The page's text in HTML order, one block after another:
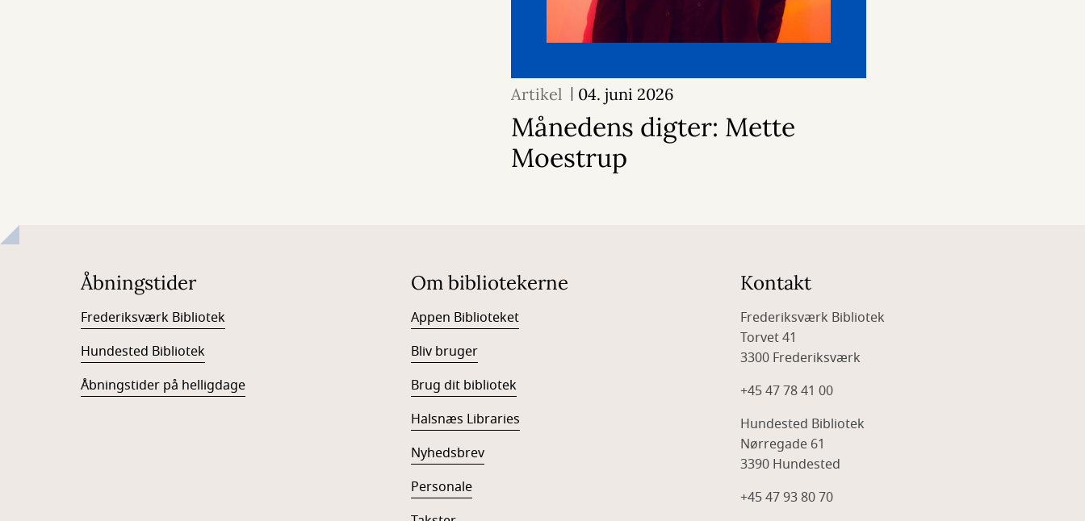
Artikel 04. juni 2026
Månedens digter: Mette
Moestrup
Åbningstider
Frederiksværk Bibliotek
Hundested Bibliotek
Åbningstider på helligdage
Om bibliotekerne
Appen Biblioteket
Bliv bruger
Brug dit bibliotek
Halsnæs Libraries
Nyhedsbrev
Personale
Kontakt
Frederiksværk Bibliotek
Torvet 41
3300 Frederiksværk
+45 47 78 41 00
Hundested Bibliotek
Nørregade 61
3390 Hundested
+45 47 93 80 70